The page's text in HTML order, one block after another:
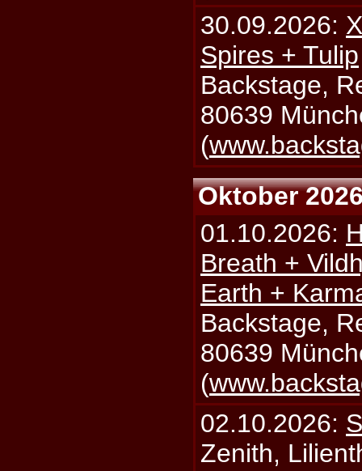
30.09.2026:
Spires + Tulip
Backstage,
80639
(
Oktober
01.10.2026:
Breath +
Earth +
Backstage,
80639
(
02.10.2026:
Zenith,